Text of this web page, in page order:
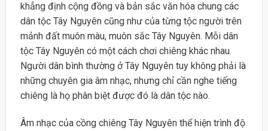
khẳng định cộng đồng và bản sắc văn hóa chung các
dân tộc Tây Nguyên cũng như của từng tộc người trên
mảnh đất muôn màu, muôn sắc Tây Nguyên. Mỗi dân
tộc Tây Nguyên có một cách chơi chiêng khác nhau.
Người dân bình thường ở Tây Nguyên tuy không phải là
những chuyên gia âm nhạc, nhưng chỉ cần nghe tiếng
chiêng là họ phân biệt được đó là dân tộc nào.
Âm nhạc của cồng chiêng Tây Nguyên thể hiện trình độ